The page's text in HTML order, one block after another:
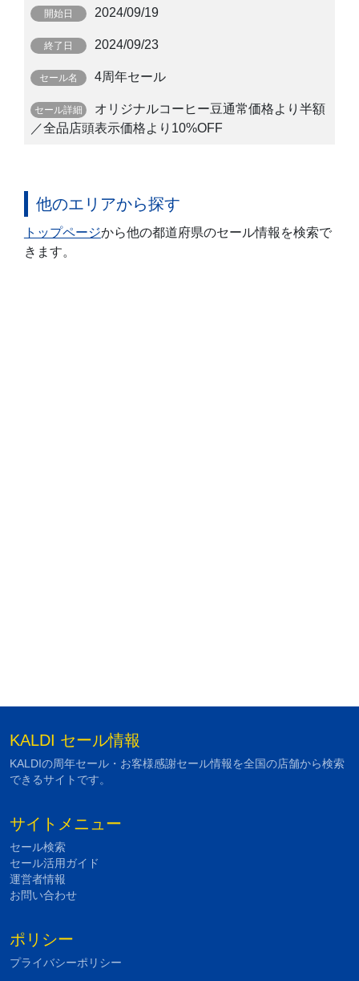
2024/09/19
2024/09/23
4周年セール
オリジナルコーヒー豆通常価格より半額
／全品店頭表示価格より10%OFF
他のエリアから探す
トップページから他の都道府県のセール情報を検索で
きます。
KALDI セール情報
KALDIの周年セール・お客様感謝セール情報を全国の店舗から検索
できるサイトです。
サイトメニュー
セール検索
セール活用ガイド
運営者情報
お問い合わせ
ポリシー
プライバシーポリシー